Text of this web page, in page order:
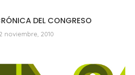
DEL CONGRESO
noviembre, 2010